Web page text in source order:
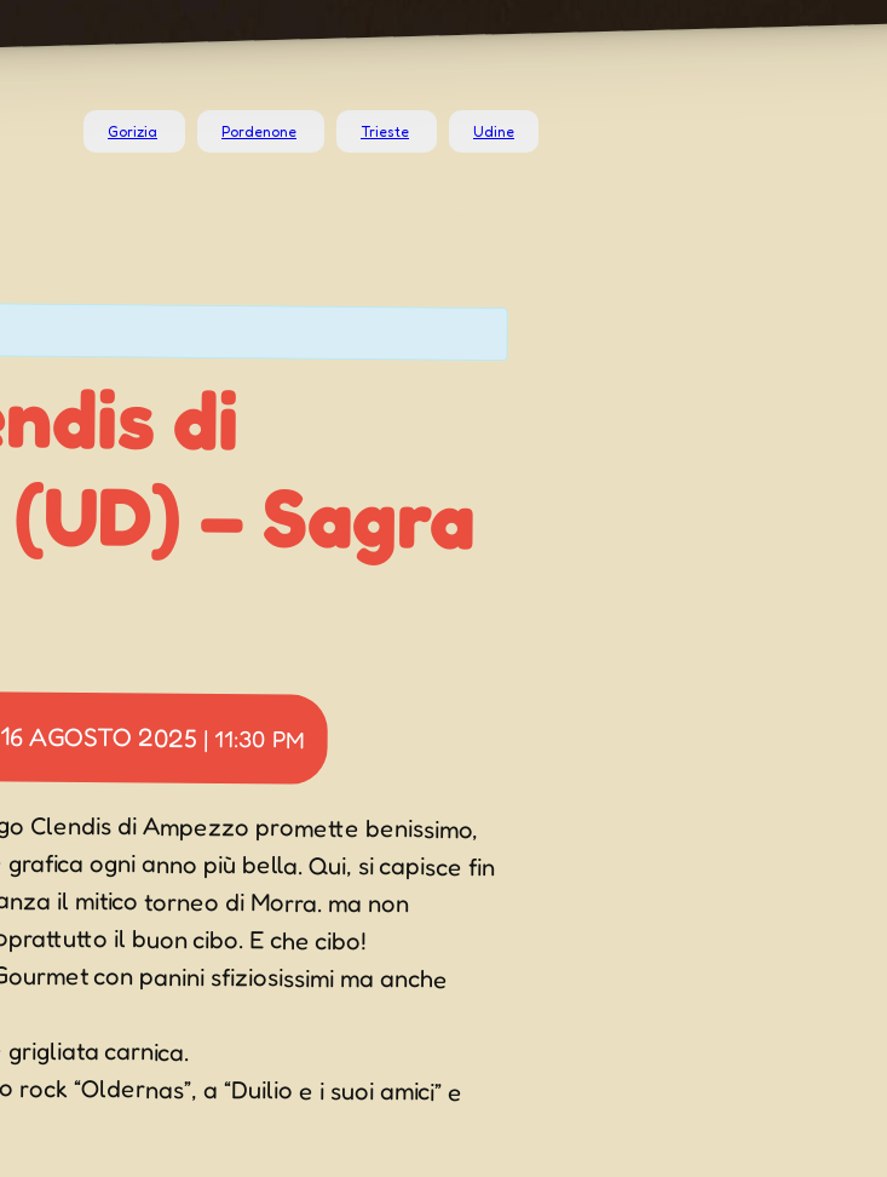
Gorizia Pordenone Trieste Udine
di
– Sagra
16 AGOSTO 2025 | 11:30 PM
Clendis di Ampezzo promette benissimo,
ogni anno più bella. Qui, si capisce fin
il mitico torneo di Morra. ma non
il buon cibo. E che cibo!
con panini sfiziosissimi ma anche
carnica.
“Oldernas”, a “Duilio e i suoi amici” e